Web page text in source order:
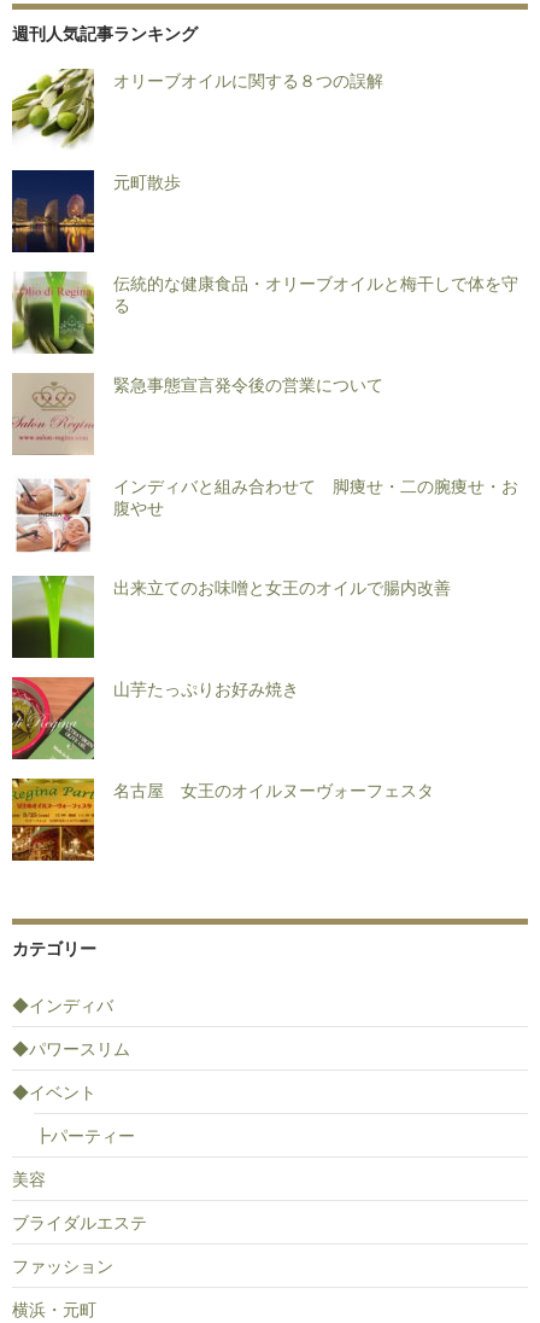
週刊人気記事ランキング
オリーブオイルに関する８つの誤解
元町散歩
伝統的な健康食品・オリーブオイルと梅干しで体を守
る
緊急事態宣言発令後の営業について
インディバと組み合わせて 脚痩せ・二の腕痩せ・お
腹やせ
出来立てのお味噌と女王のオイルで腸内改善
山芋たっぷりお好み焼き
名古屋 女王のオイルヌーヴォーフェスタ
カテゴリー
◆インディバ
◆パワースリム
◆イベント
┣パーティー
美容
ブライダルエステ
ファッション
横浜・元町